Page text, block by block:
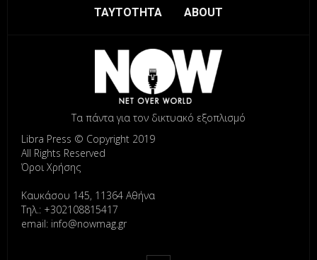
ΤΑΥΤΟΤΗΤΑ ABOUT
Τα πάντα για τον δικτυακό εξοπλισμό
Libra Press © Copyright 2019
All Rights Reserved
Όροι Χρήσης
Καυκάσου 145, 11364 Αθήνα
Τηλ.: +302108815417
email: info@nowmag.gr